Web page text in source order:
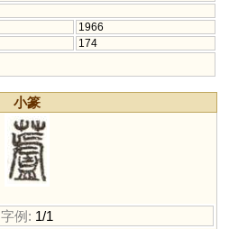
1966
174
小篆
字例: 1/1